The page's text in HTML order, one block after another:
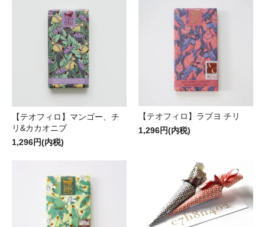
【テオフィロ】マンゴー、チ
リ&カカオニブ
1,296円(内税)
【テオフィロ】ラブヨ チリ
1,296円(内税)